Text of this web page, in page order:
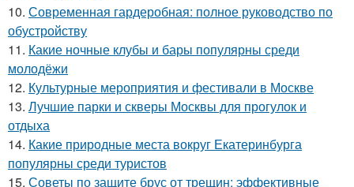
10. Современная гардеробная: полное руководство по
обустройству
11. Какие ночные клубы и бары популярны среди
молодёжи
12. Культурные мероприятия и фестивали в Москве
13. Лучшие парки и скверы Москвы для прогулок и
отдыха
14. Какие природные места вокруг Екатеринбурга
популярны среди туристов
15. Советы по защите брус от трещин: эффективные